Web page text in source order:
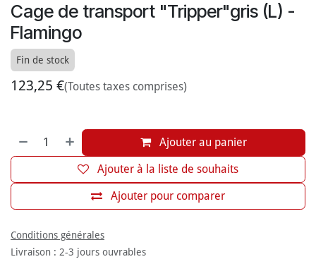
Cage de transport "Tripper"gris (L) -
Flamingo
Fin de stock
123,25 €(Toutes taxes comprises)
Ajouter au panier
Ajouter pour comparer
Ajouter à la liste de souhaits
Conditions générales
Livraison : 2-3 jours ouvrables